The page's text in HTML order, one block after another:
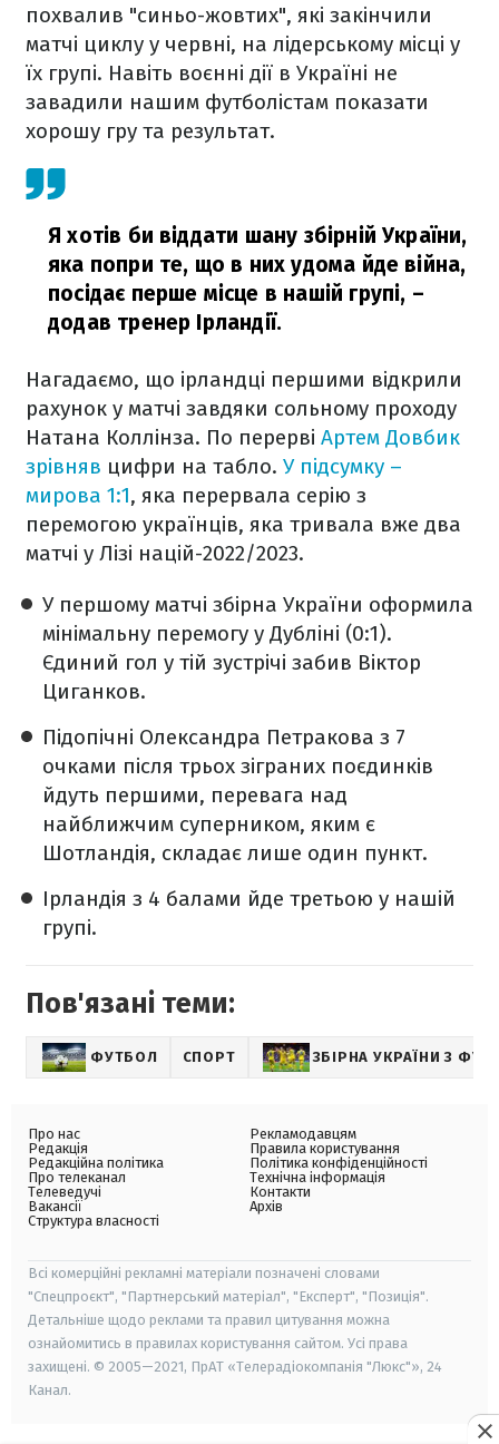
похвалив "синьо-жовтих", які закінчили
матчі циклу у червні, на лідерському місці у
їх групі. Навіть воєнні дії в Україні не
завадили нашим футболістам показати
хорошу гру та результат.
Я хотів би віддати шану збірній України,
яка попри те, що в них удома йде війна,
посідає перше місце в нашій групі, –
додав тренер Ірландії.
Нагадаємо, що ірландці першими відкрили
рахунок у матчі завдяки сольному проходу
Натана Коллінза. По перерві Артем Довбик
зрівняв цифри на табло. У підсумку –
мирова 1:1, яка перервала серію з
перемогою українців, яка тривала вже два
матчі у Лізі націй-2022/2023.
У першому матчі збірна України оформила
мінімальну перемогу у Дубліні (0:1).
Єдиний гол у тій зустрічі забив Віктор
Циганков.
Підопічні Олександра Петракова з 7
очками після трьох зіграних поєдинків
йдуть першими, перевага над
найближчим суперником, яким є
Шотландія, складає лише один пункт.
Ірландія з 4 балами йде третьою у нашій
групі.
Пов'язані теми:
ФУТБОЛ СПОРТ ЗБІРНА УКРАЇНИ З
Про нас
Редакція
Редакційна політика
Про телеканал
Телеведучі
Вакансії
Структура власності
Рекламодавцям
Правила користування
Політика конфіденційності
Технічна інформація
Контакти
Архів
Всі комерційні рекламні матеріали позначені словами
"Спецпроєкт", "Партнерський матеріал", "Експерт", "Позиція".
Детальніше щодо реклами та правил цитування можна
ознайомитись в правилах користування сайтом. Усі права
захищені. © 2005—2021, ПрАТ «Телерадіокомпанія "Люкс"», 24
Канал.